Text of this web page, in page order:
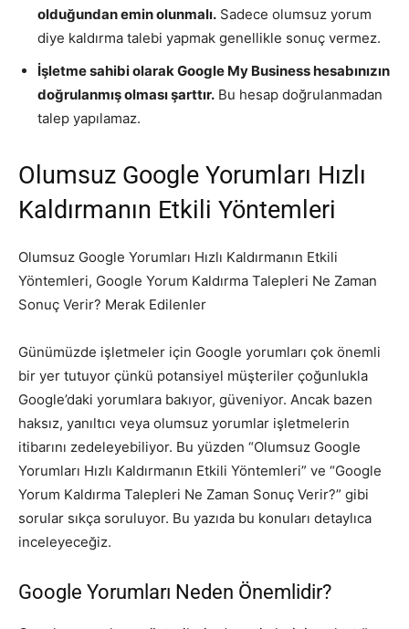
olduğundan emin olunmalı. Sadece olumsuz yorum
diye kaldırma talebi yapmak genellikle sonuç vermez.
İşletme sahibi olarak Google My Business hesabınızın
doğrulanmış olması şarttır. Bu hesap doğrulanmadan
talep yapılamaz.
Olumsuz Google Yorumları Hızlı
Kaldırmanın Etkili Yöntemleri
Olumsuz Google Yorumları Hızlı Kaldırmanın Etkili
Yöntemleri, Google Yorum Kaldırma Talepleri Ne Zaman
Sonuç Verir? Merak Edilenler
Günümüzde işletmeler için Google yorumları çok önemli
bir yer tutuyor çünkü potansiyel müşteriler çoğunlukla
Google’daki yorumlara bakıyor, güveniyor. Ancak bazen
haksız, yanıltıcı veya olumsuz yorumlar işletmelerin
itibarını zedeleyebiliyor. Bu yüzden “Olumsuz Google
Yorumları Hızlı Kaldırmanın Etkili Yöntemleri” ve “Google
Yorum Kaldırma Talepleri Ne Zaman Sonuç Verir?” gibi
sorular sıkça soruluyor. Bu yazıda bu konuları detaylıca
inceleyeceğiz.
Google Yorumları Neden Önemlidir?